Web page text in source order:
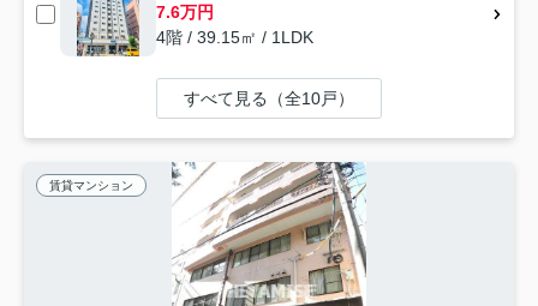
7.6万円
4階 / 39.15㎡ / 1LDK
すべて見る（全10戸）
賃貸マンション